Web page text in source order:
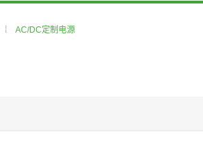
AC/DC定制电源